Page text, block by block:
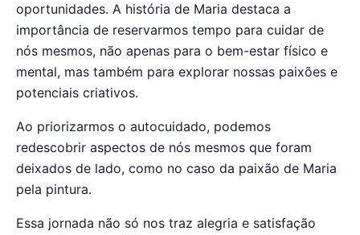
oportunidades. A história de Maria destaca a
importância de reservarmos tempo para cuidar de
nós mesmos, não apenas para o bem-estar físico e
mental, mas também para explorar nossas paixões e
potenciais criativos.
Ao priorizarmos o autocuidado, podemos
redescobrir aspectos de nós mesmos que foram
deixados de lado, como no caso da paixão de Maria
pela pintura.
Essa jornada não só nos traz alegria e satisfação